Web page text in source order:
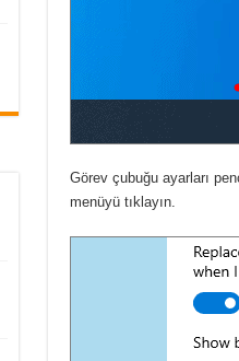
Görev çubuğu ayarları
menüyü tıklayın.